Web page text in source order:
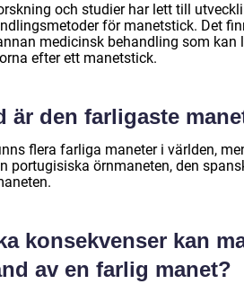
och studier har lett till
för manetstick. Det
medicinsk behandling som
efter ett manetstick.
är den farligaste
flera farliga maneter i världen,
portugisiska örnmaneten, den
konsekvenser kan
av en farlig manet?